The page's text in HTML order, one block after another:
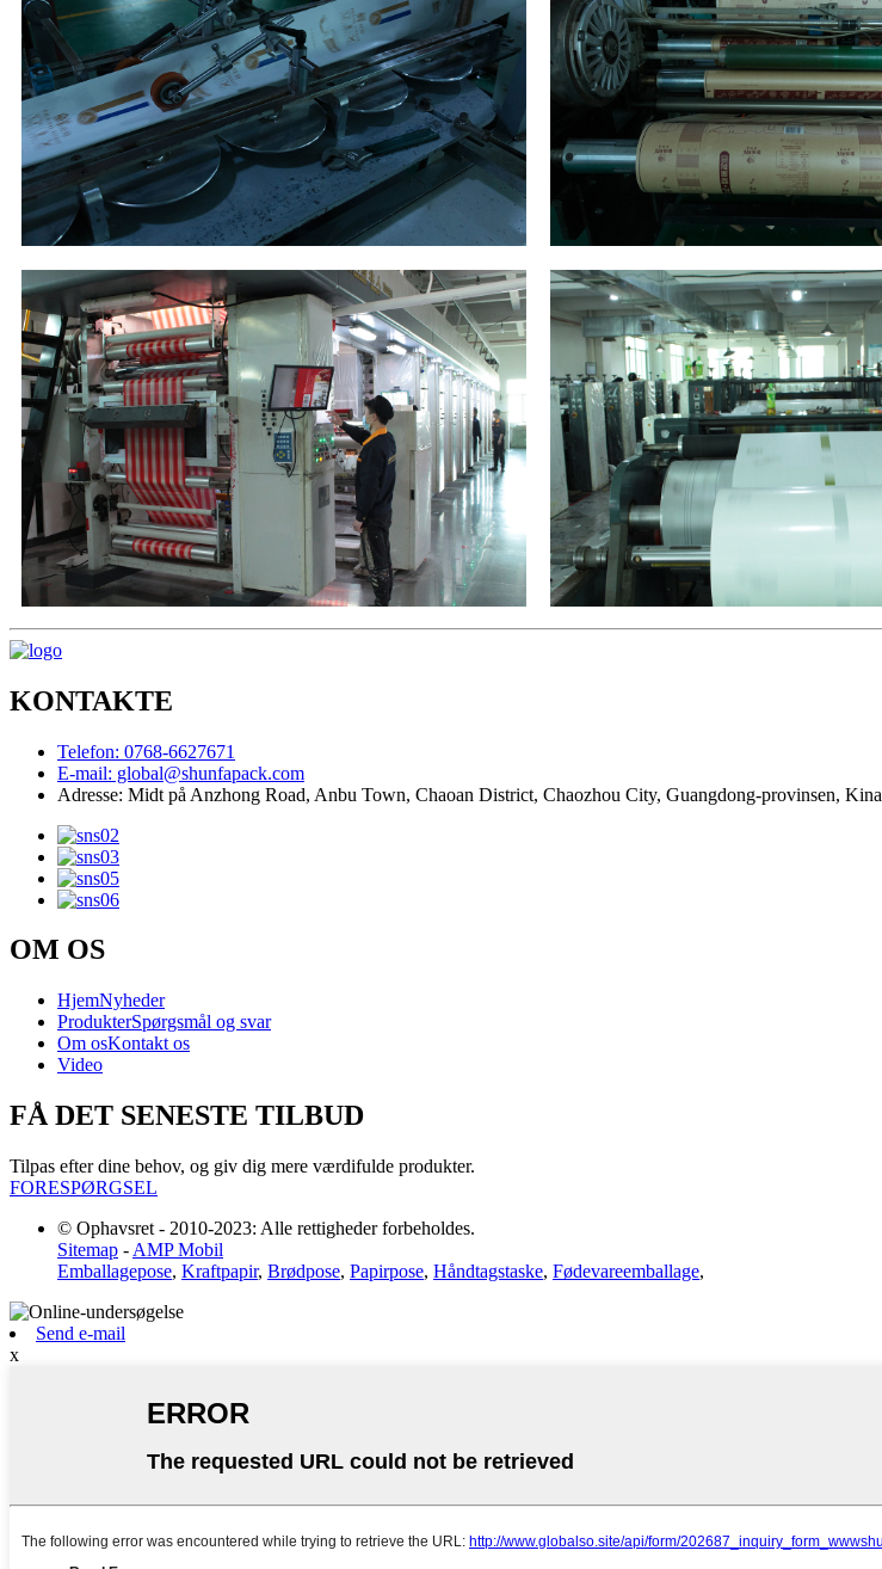
KONTAKTE
Telefon: 0768-6627671
E-mail: global@shunfapack.com
Adresse: Midt på Anzhong Road, Anbu Town, Chaoan District, Chaozhou City, Guangdong-provinsen, Kina
OM OS
HjemNyheder
ProdukterSpørgsmål og svar
Om osKontakt os
Video
FÅ DET SENESTE TILBUD
Tilpas efter dine behov, og giv dig mere værdifulde produkter.
FORESPØRGSEL
© Ophavsret - 2010-2023: Alle rettigheder forbeholdes.
Sitemap - AMP Mobil
Emballagepose, Kraftpapir, Brødpose, Papirpose, Håndtagstaske, Fødevareemballage,
Send e-mail
x